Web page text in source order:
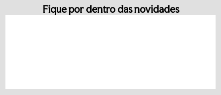
Fique por dentro das novidades